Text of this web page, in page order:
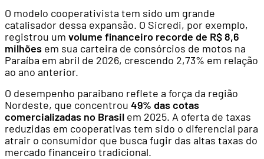
O modelo cooperativista tem sido um grande
catalisador dessa expansão. O Sicredi, por exemplo,
registrou um volume financeiro recorde de R$ 8,6
milhões em sua carteira de consórcios de motos na
Paraíba em abril de 2026, crescendo 2,73% em relação
ao ano anterior.
O desempenho paraibano reflete a força da região
Nordeste, que concentrou 49% das cotas
comercializadas no Brasil em 2025. A oferta de taxas
reduzidas em cooperativas tem sido o diferencial para
atrair o consumidor que busca fugir das altas taxas do
mercado financeiro tradicional.